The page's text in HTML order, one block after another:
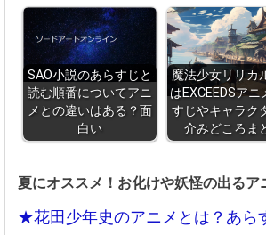
SAO小説のあらすじと
読む順番についてアニ
メとの違いはある？面
白い
魔法少女リリカ
はEXCEEDSアニ
すじやキャラク
介みどころま
夏にオススメ！お化けや妖怪の出るア
★花田少年史のアニメとは？あら